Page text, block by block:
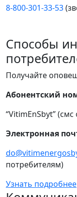
8-800-301-33-53
Способы
Получайте
Абонентский
“VitimEnSbyt”
Электронная
потребителям)
Узнать подробнее